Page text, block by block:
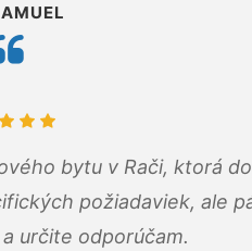
bytu v Rači, ktorá
požiadaviek, ale
určite odporúčam.